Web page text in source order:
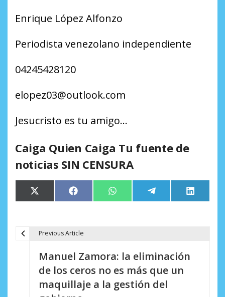
Enrique López Alfonzo
Periodista venezolano independiente
04245428120
elopez03@outlook.com
Jesucristo es tu amigo…
Caiga Quien Caiga Tu fuente de
noticias SIN CENSURA
Compartir
en
X
(Twitter)
Compartir
en
Facebook Compartir
en
WhatsApp Compartir
en
Telegram
en
LinkedIn
Previous Article
Manuel Zamora: la eliminación
de los ceros no es más que un
maquillaje a la gestión del